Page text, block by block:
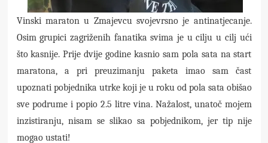
Vinski maraton u Zmajevcu svojevrsno je antinatjecanje.
Osim grupici zagriženih fanatika svima je u cilju u cilj ući
što kasnije. Prije dvije godine kasnio sam pola sata na start
maratona, a pri preuzimanju paketa imao sam čast
upoznati pobjednika utrke koji je u roku od pola sata obišao
sve podrume i popio 2.5 litre vina. Nažalost, unatoč mojem
inzistiranju, nisam se slikao sa pobjednikom, jer tip nije
mogao ustati!